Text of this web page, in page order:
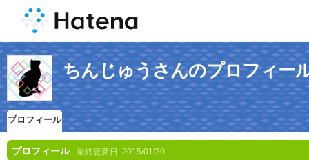
ちんじゅうさんのプロフィー
プロフィール
プロフィール 最終更新日: 2015/01/20